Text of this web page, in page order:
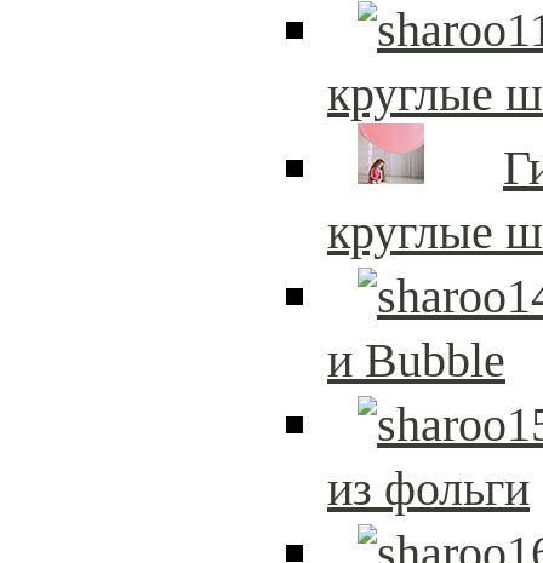
круглые
круглые
и Bubble
из фольги